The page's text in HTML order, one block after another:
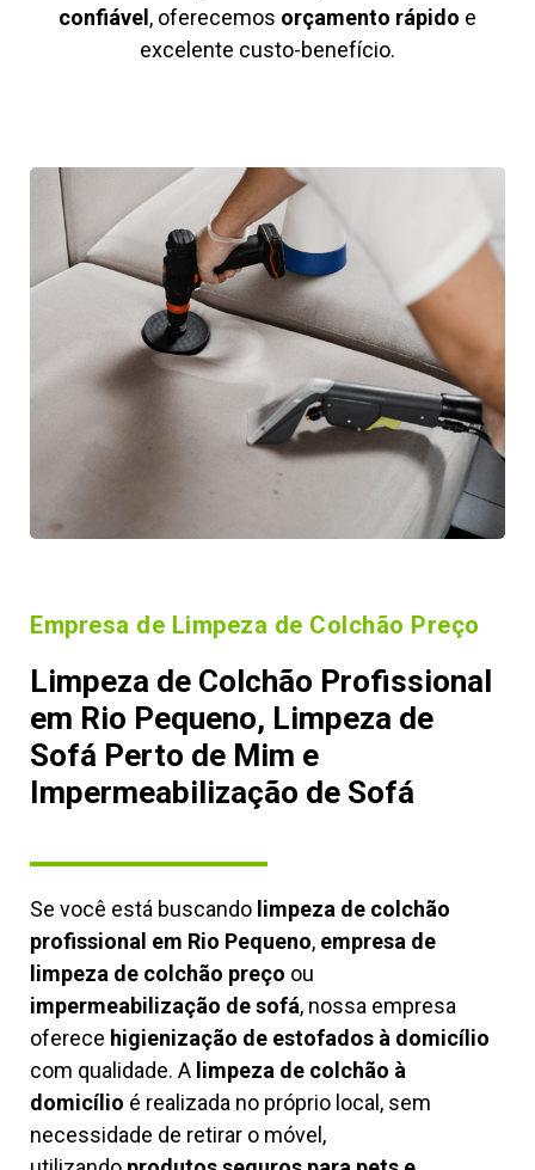
confiável , oferecemos orçamento rápido e
excelente custo-benefício.
Empresa de Limpeza de Colchão Preço
Limpeza de Colchão Profissional
em Rio Pequeno, Limpeza de
Sofá Perto de Mim e
Impermeabilização de Sofá
Se você está buscando limpeza de colchão
profissional em Rio Pequeno, empresa de
limpeza de colchão preço ou
impermeabilização de sofá, nossa empresa
oferece higienização de estofados à domicílio
com qualidade. A limpeza de colchão à
domicílio é realizada no próprio local, sem
necessidade de retirar o móvel,